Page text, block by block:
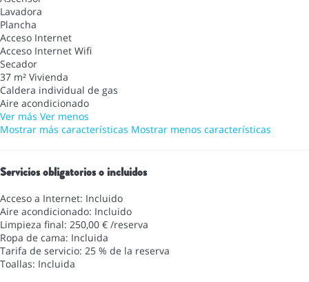
Lavadora
Plancha
Acceso Internet
Acceso Internet Wifi
Secador
37 m² Vivienda
Caldera individual de gas
Aire acondicionado
Ver más Ver menos
Mostrar más características Mostrar menos características
Servicios obligatorios o incluidos
Acceso a Internet: Incluido
Aire acondicionado: Incluido
Limpieza final: 250,00 € /reserva
Ropa de cama: Incluida
Tarifa de servicio: 25 % de la reserva
Toallas: Incluida